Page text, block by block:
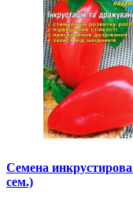
Семена
сем.)